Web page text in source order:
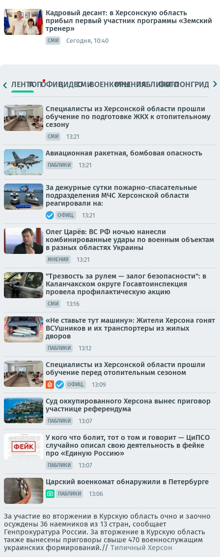
Кадровый десант: в Херсонскую область
прибыл первый участник программы «Земский
тренер»
СМИ Сегодня, 10:40
ЛЕНТАТОПОФИЦ.ВИДЕОСМИВОЕНКОРЫМНЕНИЯПАБЛИКИ
ФОТОЛОНГРИДЫ
Специалисты из Херсонской области прошли
обучение по подготовке ЖКХ к отопительному
сезону
СМИ 13:21
Авиационная ракетная, бомбовая опасность
ПАБЛИКИ 13:21
За дежурные сутки пожарно-спасательные
подразделения МЧС Херсонской области
реагировали на:
ОФИЦ. 13:21
Олег Царёв: ВС РФ ночью нанесли
комбинированные удары по военным объектам
в разных областях Украины
МНЕНИЯ 13:21
"Трезвость за рулем — залог безопасности": в
Каланчакском округе Госавтоинспекция
провела профилактическую акцию
СМИ 13:16
«Не ставьте тут машину»: Жители Херсона гонят
ВСУшников и их транспортеры из жилых
дворов
ПАБЛИКИ 13:12
Специалисты из Херсонской области прошли
обучение перед отопительным сезоном
ОФИЦ. 13:09
Суд оккупированного Херсона вынес приговор
участнице референдума
ПАБЛИКИ 13:07
У кого что болит, тот о том и говорит — ЦиПСО
случайно описал свою деятельность в фейке
про «Единую Россию»
ПАБЛИКИ 13:07
Царский военкомат обнаружили в Петербурге
ПАБЛИКИ 13:06
За участие во вторжении в Курскую область очно и заочно
осуждены 36 наемников из 13 стран, сообщает
Генпрокуратура России. За вторжение в Курскую область
также вынесены приговоры свыше 470 военнослужащим
украинских формирований.// Типичный Херсон